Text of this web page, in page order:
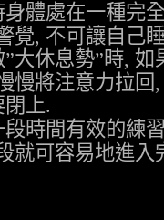
身體處在一種完
覺, 不可讓自己
”大休息勢”時, 如
慢將注意力拉回
閉上.
段時間有效的練
就可容易地進入